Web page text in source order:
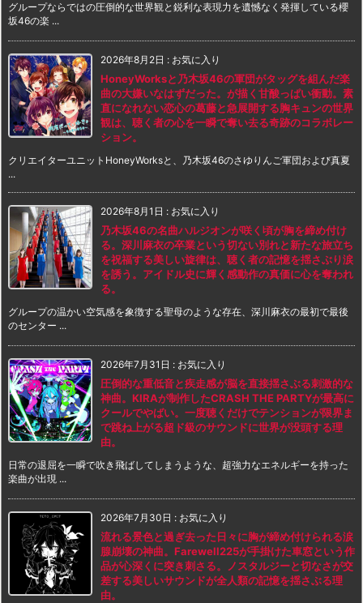
グループならではの圧倒的な世界観と鋭利な表現力を遺憾なく発揮している櫻
坂46の楽 ...
2026年8月2日 : お気に入り
HoneyWorksと乃木坂46の軍団がタッグを組んだ楽
曲の大嫌いなはずだった。が描く甘酸っぱい衝動。素
直になれない恋心の葛藤と急展開する胸キュンの世界
観は、聴く者の心を一瞬で奪い去る奇跡のコラボレー
ション。
クリエイターユニットHoneyWorksと、乃木坂46のさゆりんご軍団および真夏
...
2026年8月1日 : お気に入り
乃木坂46の名曲ハルジオンが咲く頃が胸を締め付け
る。深川麻衣の卒業という切ない別れと新たな旅立ち
を祝福する美しい旋律は、聴く者の記憶を揺さぶり涙
を誘う。アイドル史に輝く感動作の真価に心を奪われ
る。
グループの温かい空気感を象徴する聖母のような存在、深川麻衣の最初で最後
のセンター ...
2026年7月31日 : お気に入り
圧倒的な重低音と疾走感が脳を直接揺さぶる刺激的な
神曲。KIRAが制作したCRASH THE PARTYが最高に
クールでやばい。一度聴くだけでテンションが限界ま
で跳ね上がる超ド級のサウンドに世界が没頭する理
由。
日常の退屈を一瞬で吹き飛ばしてしまうような、超強力なエネルギーを持った
楽曲が出現 ...
2026年7月30日 : お気に入り
流れる景色と過ぎ去った日々に胸が締め付けられる涙
腺崩壊の神曲。Farewell225が手掛けた車窓という作
品が心深くに突き刺さる。ノスタルジーと切なさが交
差する美しいサウンドが全人類の記憶を揺さぶる理
由。